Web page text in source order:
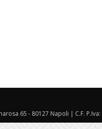
65 - 80127 Napoli | C.F.